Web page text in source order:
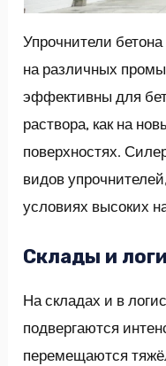
Упрочнители
на различных
эффективны для
раствора, как на
поверхностях.
видов
условиях высоких
Склады и
На складах и в
подвергаются
перемещаются